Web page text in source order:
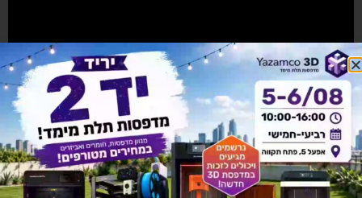
אולי יעניין אותך גם